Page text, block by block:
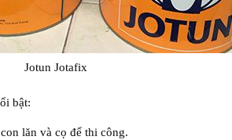
Jotun Jotafix
bật:
lăn và cọ để thi công.